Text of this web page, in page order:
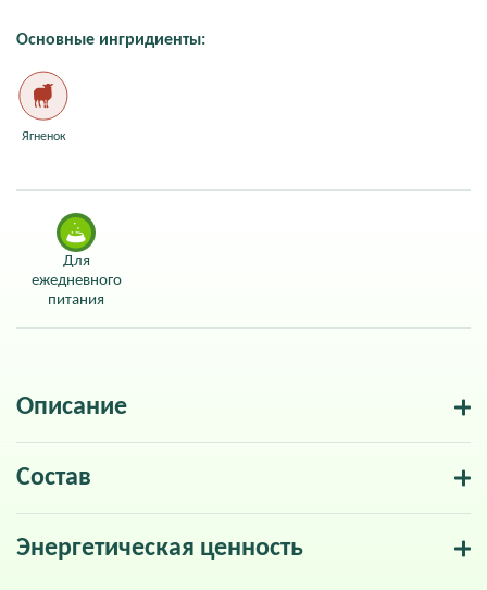
Основные ингридиенты:
Ягненок
Для
ежедневного
питания
Описание
Состав
Энергетическая ценность